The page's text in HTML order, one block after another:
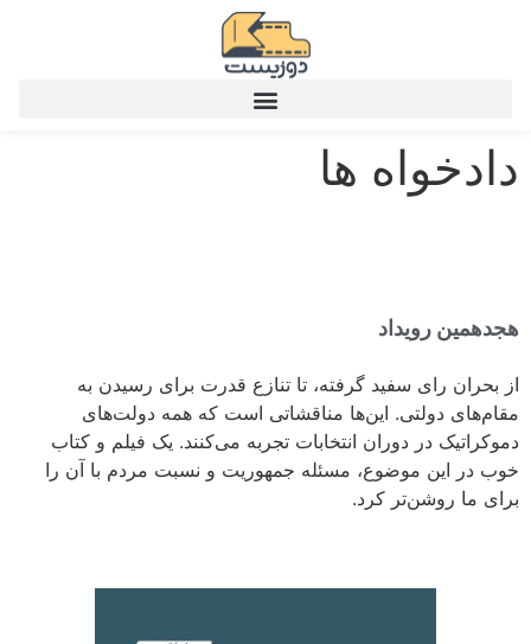
دادخواه ها
هجدهمین رویداد
از بحران رای سفید گرفته، تا تنازع قدرت برای رسیدن به
مقام‌های دولتی. این‌ها مناقشاتی است که همه دولت‌های
دموکراتیک در دوران انتخابات تجربه می‌کنند. یک فیلم و کتاب
خوب در این موضوع، مسئله جمهوریت و نسبت مردم با آن را
برای ما روشن‌تر کرد.